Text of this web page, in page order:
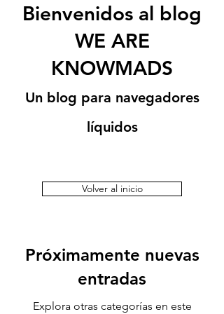
Bienvenidos al blog
WE ARE
KNOWMADS
Un blog para navegadores
líquidos
Volver al inicio
Próximamente nuevas
entradas
Explora otras categorías en este